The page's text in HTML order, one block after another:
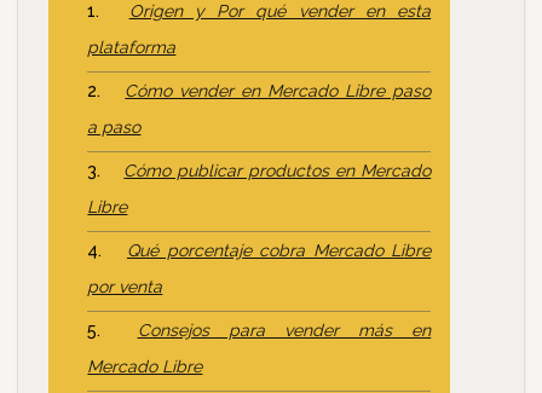
Origen y Por qué vender en esta
plataforma
Cómo vender en Mercado Libre paso
a paso
Cómo publicar productos en Mercado
Libre
Qué porcentaje cobra Mercado Libre
por venta
Consejos para vender más en
Mercado Libre